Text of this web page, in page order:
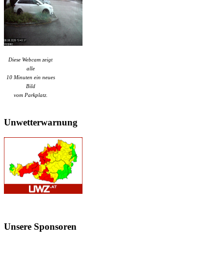
Diese Webcam zeigt
alle
10 Minuten ein neues
Bild
vom Parkplatz.
Unwetterwarnung
Unsere Sponsoren